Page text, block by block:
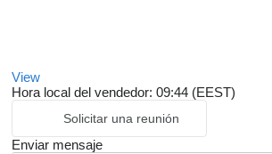
View
Hora local del vendedor: 09:44 (EEST)
Solicitar una reunión
Enviar mensaje